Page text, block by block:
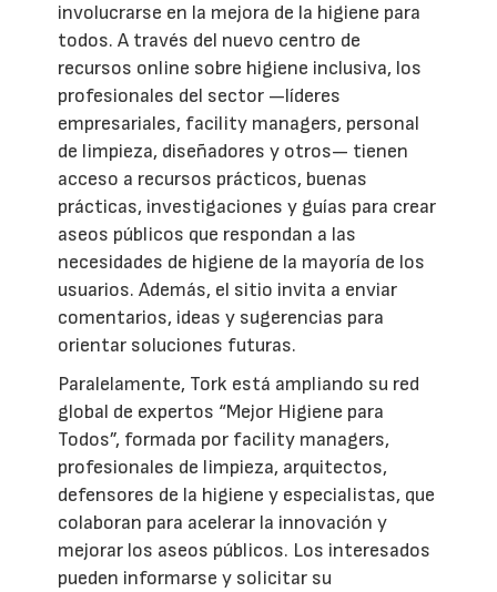
involucrarse en la mejora de la higiene para
todos. A través del nuevo centro de
recursos online sobre higiene inclusiva, los
profesionales del sector —líderes
empresariales, facility managers, personal
de limpieza, diseñadores y otros— tienen
acceso a recursos prácticos, buenas
prácticas, investigaciones y guías para crear
aseos públicos que respondan a las
necesidades de higiene de la mayoría de los
usuarios. Además, el sitio invita a enviar
comentarios, ideas y sugerencias para
orientar soluciones futuras.
Paralelamente, Tork está ampliando su red
global de expertos “Mejor Higiene para
Todos”, formada por facility managers,
profesionales de limpieza, arquitectos,
defensores de la higiene y especialistas, que
colaboran para acelerar la innovación y
mejorar los aseos públicos. Los interesados
pueden informarse y solicitar su